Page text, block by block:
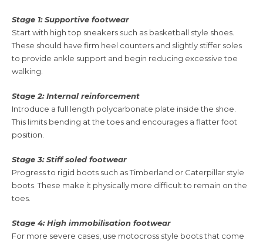
Stage 1: Supportive footwear
Start with high top sneakers such as basketball style shoes.
These should have firm heel counters and slightly stiffer soles
to provide ankle support and begin reducing excessive toe
walking.
Stage 2: Internal reinforcement
Introduce a full length polycarbonate plate inside the shoe.
This limits bending at the toes and encourages a flatter foot
position.
Stage 3: Stiff soled footwear
Progress to rigid boots such as Timberland or Caterpillar style
boots. These make it physically more difficult to remain on the
toes.
Stage 4: High immobilisation footwear
For more severe cases, use motocross style boots that come